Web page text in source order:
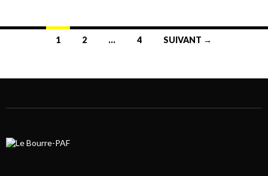
1 2 … 4 SUIVANT →